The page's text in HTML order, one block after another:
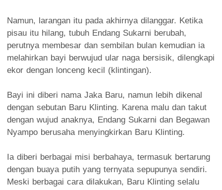
Namun, larangan itu pada akhirnya dilanggar. Ketika
pisau itu hilang, tubuh Endang Sukarni berubah,
perutnya membesar dan sembilan bulan kemudian ia
melahirkan bayi berwujud ular naga bersisik, dilengkapi
ekor dengan lonceng kecil (klintingan).
Bayi ini diberi nama Jaka Baru, namun lebih dikenal
dengan sebutan Baru Klinting. Karena malu dan takut
dengan wujud anaknya, Endang Sukarni dan Begawan
Nyampo berusaha menyingkirkan Baru Klinting.
Ia diberi berbagai misi berbahaya, termasuk bertarung
dengan buaya putih yang ternyata sepupunya sendiri.
Meski berbagai cara dilakukan, Baru Klinting selalu